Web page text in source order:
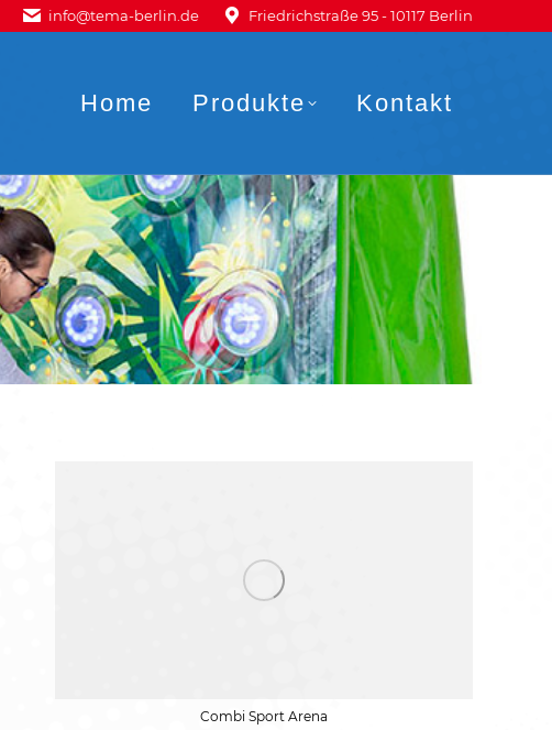
info@tema-berlin.de Friedrichstraße 95 - 10117 Berlin
Home Produkte Kontakt
Combi Sport Arena